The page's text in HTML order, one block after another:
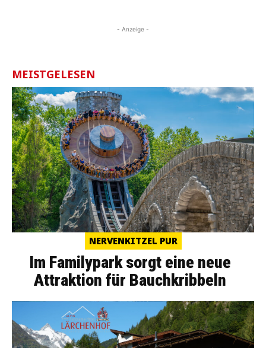
- Anzeige -
MEISTGELESEN
NERVENKITZEL PUR
Im Familypark sorgt eine neue
Attraktion für Bauchkribbeln